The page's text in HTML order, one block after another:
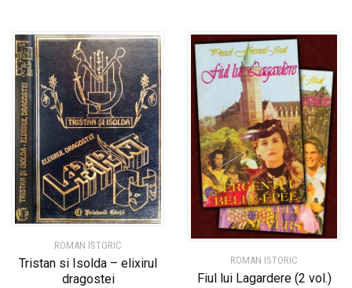
ROMAN ISTORIC
Tristan si Isolda – elixirul
dragostei
ROMAN ISTORIC
Fiul lui Lagardere (2 vol.)